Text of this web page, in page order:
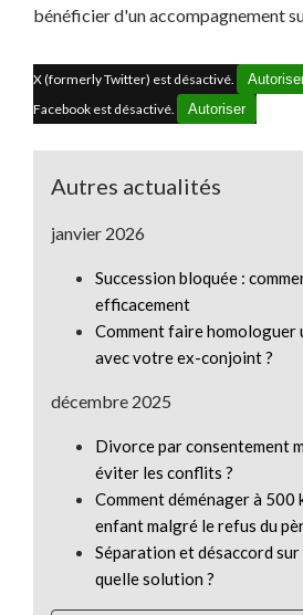
bénéficier d'un accompagnement
X (formerly Twitter) est désactivé.
Facebook est désactivé.
Autoriser
Autres actualités
janvier 2026
Succession bloquée :
efficacement
Comment faire homologuer
avec votre ex-conjoint ?
décembre 2025
Divorce par consentement
éviter les conflits ?
Comment déménager à 500
enfant malgré le refus du
Séparation et désaccord sur
quelle solution ?